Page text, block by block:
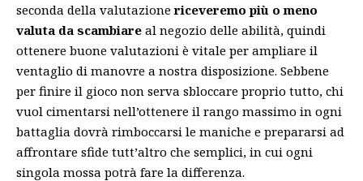
seconda della valutazionericeveremo più o meno
valuta da scambiare al negozio delle abilità, quindi
ottenere buone valutazioni è vitale per ampliare il
ventaglio di manovre a nostra disposizione. Sebbene
per finire il gioco non serva sbloccare proprio tutto, chi
vuol cimentarsi nell’ottenere il rango massimo in ogni
battaglia dovrà rimboccarsi le maniche e prepararsi ad
affrontare sfide tutt’altro che semplici, in cui ogni
singola mossa potrà fare la differenza.